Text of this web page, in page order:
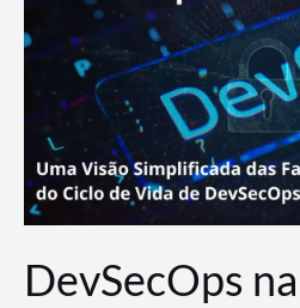
Rural
DevSecOps